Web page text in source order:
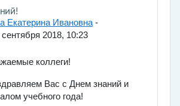
Екатерина Ивановна -
2018, 10:23
0
коллеги!
Вас с Днем знаний и
учебного года!